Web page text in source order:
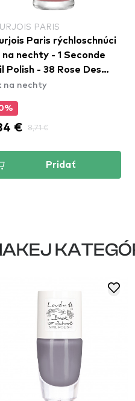
PARIS
Paris rýchloschnúci
na nechty - 1 Seconde
Polish - 38 Rose Des
na nechty
€ 8,71 €
Pridať